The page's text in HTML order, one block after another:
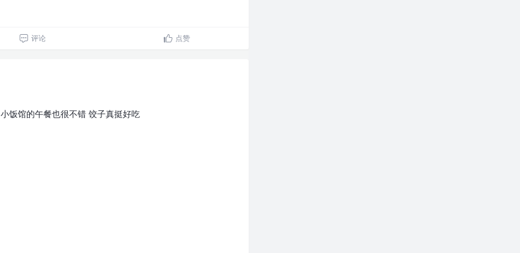
评论 点赞
小饭馆的午餐也很不错 饺子真挺好吃